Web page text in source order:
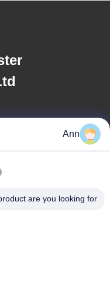
العنوان
Ann
are you looking for?